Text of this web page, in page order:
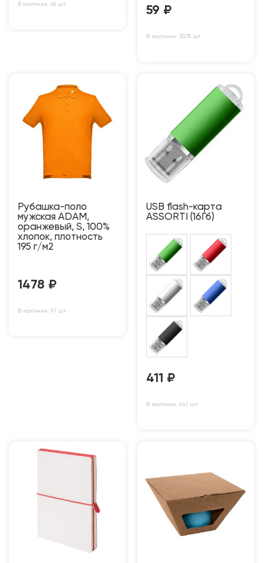
В наличии: 66 шт 59 ₽
В наличии: 3075 шт
Рубашка-поло
мужская ADAM,
оранжевый, S, 100%
хлопок, плотность
195 г/м2
1478 ₽
В наличии: 97 шт
USB flash-карта
ASSORTI (16Гб)
411 ₽
В наличии: 641 шт